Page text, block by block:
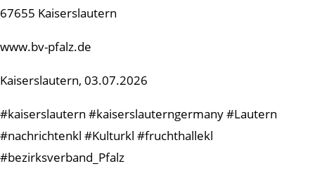
67655 Kaiserslautern
www.bv-pfalz.de
Kaiserslautern, 03.07.2026
#kaiserslautern #kaiserslauterngermany #Lautern
#nachrichtenkl #Kulturkl #fruchthallekl
#bezirksverband_Pfalz